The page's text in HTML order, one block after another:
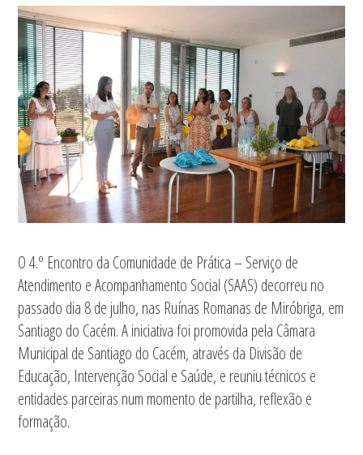
O 4.º Encontro da Comunidade de Prática – Serviço de
Atendimento e Acompanhamento Social (SAAS) decorreu no
passado dia 8 de julho, nas Ruínas Romanas de Miróbriga, em
Santiago do Cacém. A iniciativa foi promovida pela Câmara
Municipal de Santiago do Cacém, através da Divisão de
Educação, Intervenção Social e Saúde, e reuniu técnicos e
entidades parceiras num momento de partilha, reflexão e
formação.